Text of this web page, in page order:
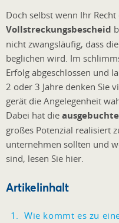
Doch selbst wenn Ihr
Vollstreckungsbescheid
nicht zwangsläufig, dass
beglichen wird. Im
Erfolg abgeschlossen und
2 oder 3 Jahre denken Sie
gerät die Angelegenheit
Dabei hat die
großes Potenzial realisiert
unternehmen sollten und
sind, lesen Sie hier.
Artikelinhalt
Wie kommt es zu